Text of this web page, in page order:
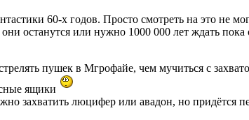
60-х годов. Просто смотреть на это не
останутся или нужно 1000 000 лет ждать
пушек в Мгрофайе, чем мучиться с
ящики
захватить люцифер или авадон, но придётся